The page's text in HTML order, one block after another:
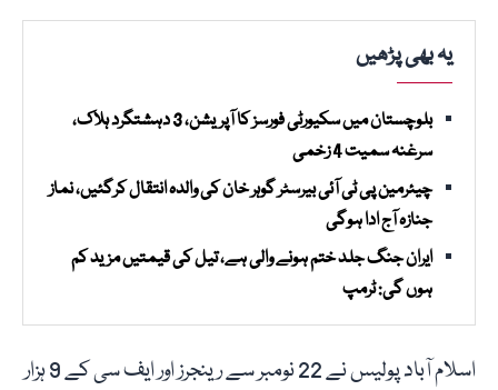
یہ بھی پڑھیں
بلوچستان میں سکیورٹی فورسز کا آپریشن، 3 دہشتگرد ہلاک،
سرغنہ سمیت 4 زخمی
چیئرمین پی ٹی آئی بیرسٹر گوہر خان کی والدہ انتقال کرگئیں، نماز
جنازہ آج ادا ہوگی
ایران جنگ جلد ختم ہونے والی ہے، تیل کی قیمتیں مزید کم
ہوں گی: ٹرمپ
اسلام آباد پولیس نے 22 نومبر سے رینجرز اور ایف سی کے 9 ہزار